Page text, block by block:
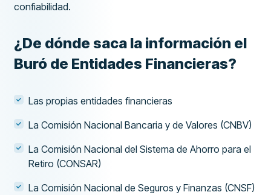
confiabilidad.
¿De dónde saca la información el
Buró de Entidades Financieras?
Las propias entidades financieras
La Comisión Nacional Bancaria y de Valores (CNBV)
La Comisión Nacional del Sistema de Ahorro para el
Retiro (CONSAR)
La Comisión Nacional de Seguros y Finanzas (CNSF)